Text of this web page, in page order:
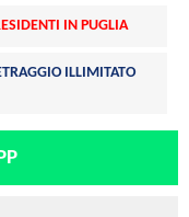
IN PUGLIA
ILLIMITATO